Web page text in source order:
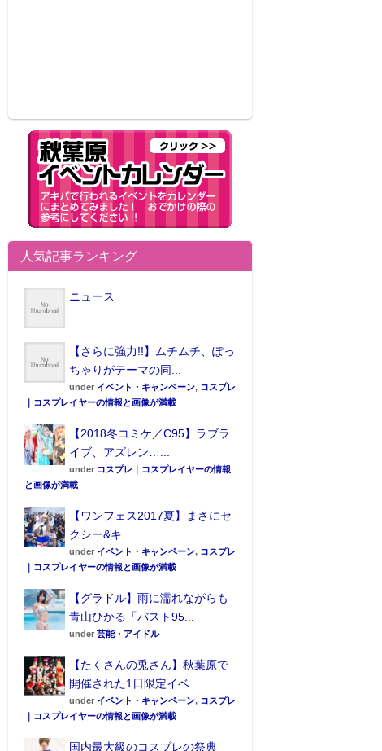
人気記事ランキング
ニュース
【さらに強力!!】ムチムチ、ぽっ
ちゃりがテーマの同...
under イベント・キャンペーン, コスプレ
｜コスプレイヤーの情報と画像が満載
【2018冬コミケ／C95】ラブラ
イブ、アズレン…...
under コスプレ｜コスプレイヤーの情報
と画像が満載
【ワンフェス2017夏】まさにセ
クシー&キ...
under イベント・キャンペーン, コスプレ
｜コスプレイヤーの情報と画像が満載
【グラドル】雨に濡れながらも
青山ひかる「バスト95...
under 芸能・アイドル
【たくさんの兎さん】秋葉原で
開催された1日限定イベ...
under イベント・キャンペーン, コスプレ
｜コスプレイヤーの情報と画像が満載
国内最大級のコスプレの祭典